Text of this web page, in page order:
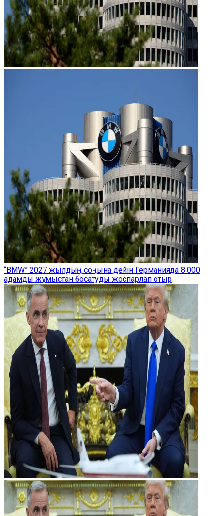
“BMW” 2027 жылдың соңына дейін Германияда 8 000
адамды жұмыстан босатуды жоспарлап отыр